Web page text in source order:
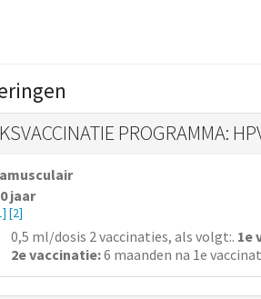
PROGRAMMA:
jaar
[2]
0,5 ml/dosis 2 vaccinaties, als volgt:. 1e
2e vaccinatie:6 maanden na 1e